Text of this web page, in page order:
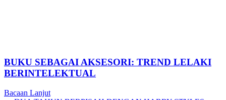
BUKU SEBAGAI AKSESORI: TREND LELAKI
BERINTELEKTUAL
Bacaan Lanjut